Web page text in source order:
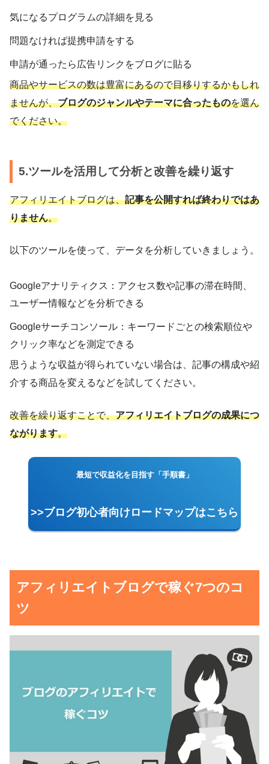
気になるプログラムの詳細を見る
問題なければ提携申請をする
申請が通ったら広告リンクをブログに貼る
商品やサービスの数は豊富にあるので目移りするかもしれ
ませんが、ブログのジャンルやテーマに合ったものを選ん
でください。
5.ツールを活用して分析と改善を繰り返す
アフィリエイトブログは、記事を公開すれば終わりではあ
りません。
以下のツールを使って、データを分析していきましょう。
Googleアナリティクス：アクセス数や記事の滞在時間、
ユーザー情報などを分析できる
Googleサーチコンソール：キーワードごとの検索順位や
クリック率などを測定できる
思うような収益が得られていない場合は、記事の構成や紹
介する商品を変えるなどを試してください。
改善を繰り返すことで、アフィリエイトブログの成果につ
ながります。
最短で収益化を目指す「手順書」
>>ブログ初心者向けロードマップはこちら
アフィリエイトブログで稼ぐ7つのコ
ツ